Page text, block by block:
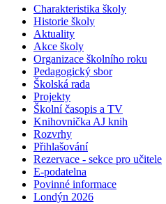
Charakteristika školy
Historie školy
Aktuality
Akce školy
Organizace školního roku
Pedagogický sbor
Školská rada
Projekty
Školní časopis a TV
Knihovnička AJ knih
Rozvrhy
Přihlašování
Rezervace - sekce pro učitele
E-podatelna
Povinné informace
Londýn 2026